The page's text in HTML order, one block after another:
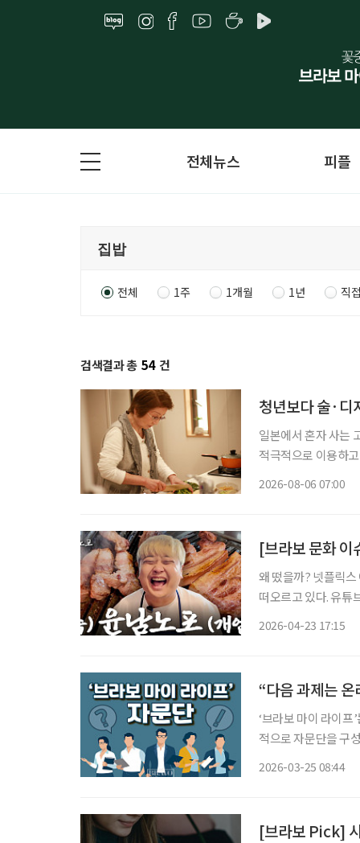
전체뉴스 피플
전체 1주 1개월 1년 직
검색결과 총 54 건
청년보다 술·
일본에서 혼자 사는
적극적으로 이용하
2026-08-06 07:00
[브라보 문화 이
왜 떴을까? 넷플릭스
떠오르고 있다. 유튜
2026-04-23 17:15
“다음 과제는
‘브라보 마이 라이
적으로 자문단을 구
2026-03-25 08:44
[브라보 Pick]